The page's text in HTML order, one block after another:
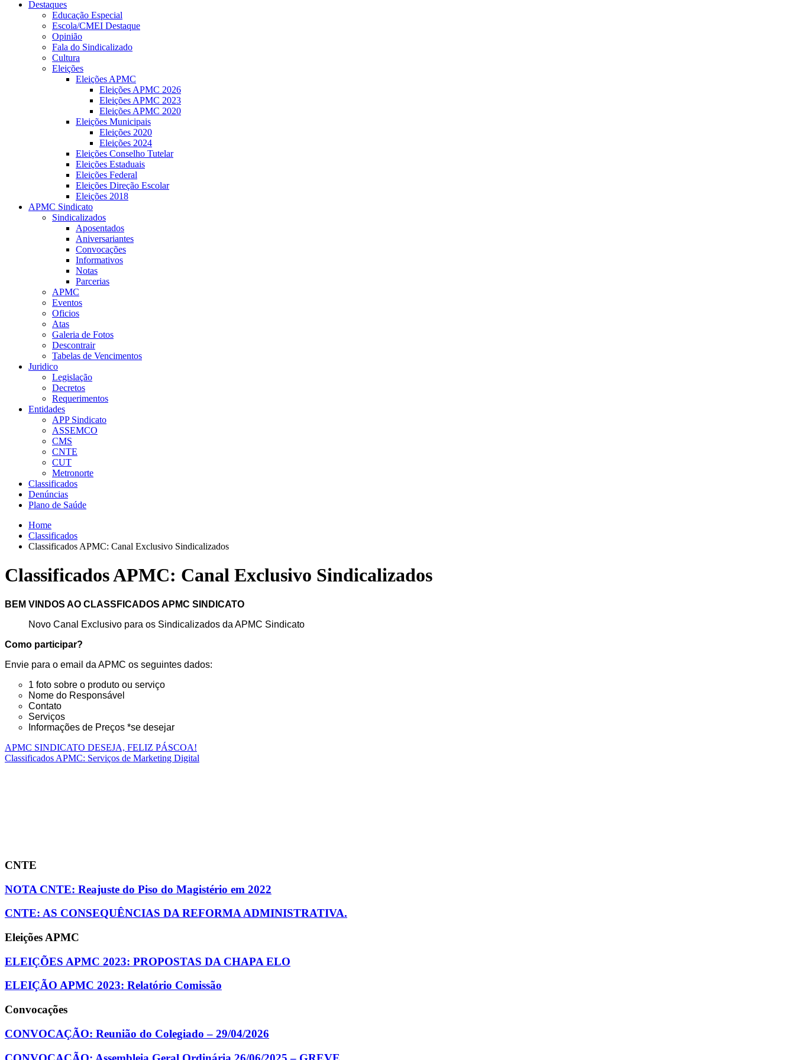
Destaques
Educação Especial
Escola/CMEI Destaque
Opinião
Fala do Sindicalizado
Cultura
Eleições
Eleições APMC
Eleições APMC 2026
Eleições APMC 2023
Eleições APMC 2020
Eleições Municipais
Eleições 2020
Eleições 2024
Eleições Conselho Tutelar
Eleições Estaduais
Eleições Federal
Eleições Direção Escolar
Eleições 2018
APMC Sindicato
Sindicalizados
Aposentados
Aniversariantes
Convocações
Informativos
Notas
Parcerias
APMC
Eventos
Oficios
Atas
Galeria de Fotos
Descontrair
Tabelas de Vencimentos
Juridico
Legislação
Decretos
Requerimentos
Entidades
APP Sindicato
ASSEMCO
CMS
CNTE
CUT
Metronorte
Classificados
Denúncias
Plano de Saúde
Home
Classificados
Classificados APMC: Canal Exclusivo Sindicalizados
Classificados APMC: Canal Exclusivo Sindicalizados
BEM VINDOS AO CLASSFICADOS APMC SINDICATO
Novo Canal Exclusivo para os Sindicalizados da APMC Sindicato
Como participar?
Envie para o email da APMC os seguintes dados:
1 foto sobre o produto ou serviço
Nome do Responsável
Contato
Serviços
Informações de Preços *se desejar
Navegação
de
APMC SINDICATO DESEJA, FELIZ PÁSCOA!
Classificados APMC: Serviços de Marketing Digital
CNTE
NOTA CNTE: Reajuste do Piso do Magistério em 2022
CNTE: AS CONSEQUÊNCIAS DA REFORMA ADMINISTRATIVA.
Eleições APMC
ELEIÇÕES APMC 2023: PROPOSTAS DA CHAPA ELO
ELEIÇÃO APMC 2023: Relatório Comissão
Convocações
CONVOCAÇÃO: Reunião do Colegiado – 29/04/2026